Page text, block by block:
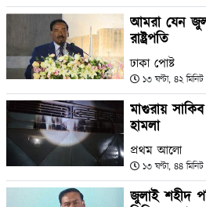
আমরা যেন
রাষ্ট্রপতি
ঢাকা পোষ্ট
১৩ ঘণ্টা, ৪২
মাগুরায়
হামলা
প্রথম আলো
১৩ ঘণ্টা, ৪৪
জুলাই শহীদ